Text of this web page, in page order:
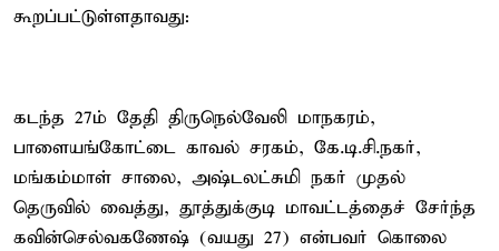
கூறப்பட்டுள்ளதாவது:
கடந்த 27ம் தேதி திருநெல்வேலி மாநகரம்,
பாளையங்கோட்டை காவல் சரகம், கே.டி.சி.நகர்,
மங்கம்மாள் சாலை, அஷ்டலட்சுமி நகர் முதல்
தெருவில் வைத்து, தூத்துக்குடி மாவட்டத்தைச் சேர்ந்த
கவின்செல்வகணேஷ் (வயது 27) என்பவர் கொலை